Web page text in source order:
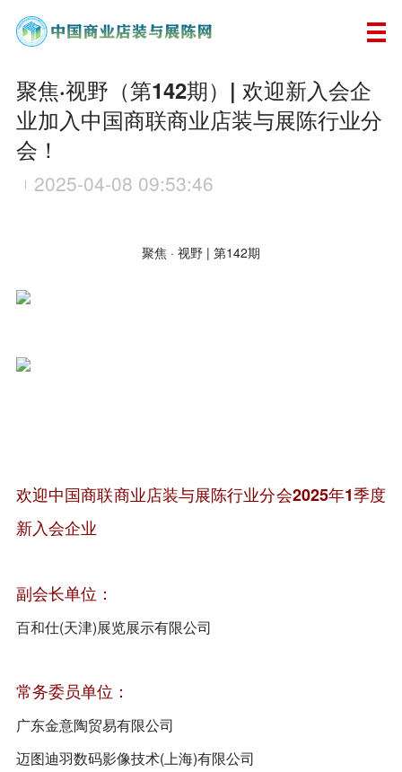
聚焦·视野（第142期）| 欢迎新入会企
业加入中国商联商业店装与展陈行业分
会！
2025-04-08 09:53:46
聚焦 · 视野 | 第142期
欢迎中国商联商业店装与展陈行业分会2025年1季度
新入会企业
副会长单位：
百和仕(天津)展览展示有限公司
常务委员单位：
广东金意陶贸易有限公司
迈图迪羽数码影像技术(上海)有限公司